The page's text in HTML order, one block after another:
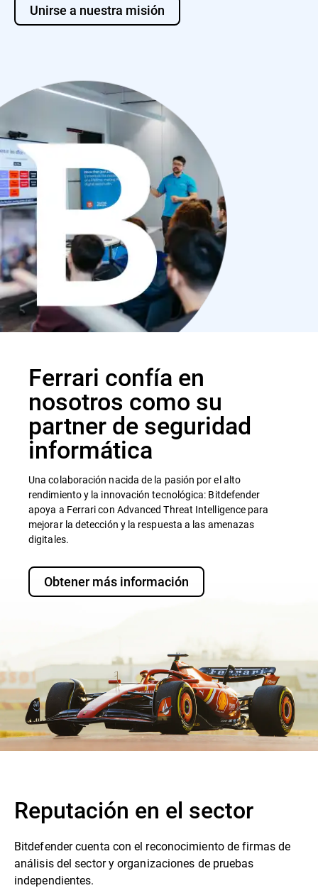
Unirse a nuestra misión
Ferrari confía en
nosotros como su
partner de seguridad
informática
Una colaboración nacida de la pasión por el alto
rendimiento y la innovación tecnológica: Bitdefender
apoya a Ferrari con Advanced Threat Intelligence para
mejorar la detección y la respuesta a las amenazas
digitales.
Obtener más información
Reputación en el sector
Bitdefender cuenta con el reconocimiento de firmas de
análisis del sector y organizaciones de pruebas
independientes.